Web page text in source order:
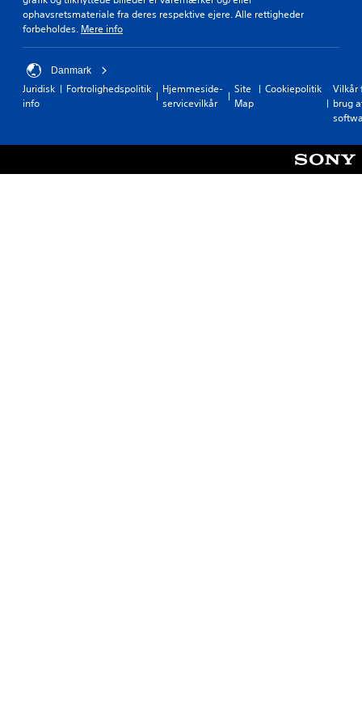
ophavsretsmateriale fra deres respektive ejere. Alle rettigheder
forbeholdes. Mere info
Danmark
Juridisk
info
Fortrolighedspolitik
Hjemmeside-
servicevilkår
Site
Map
Cookiepolitik
Vilkår
brug